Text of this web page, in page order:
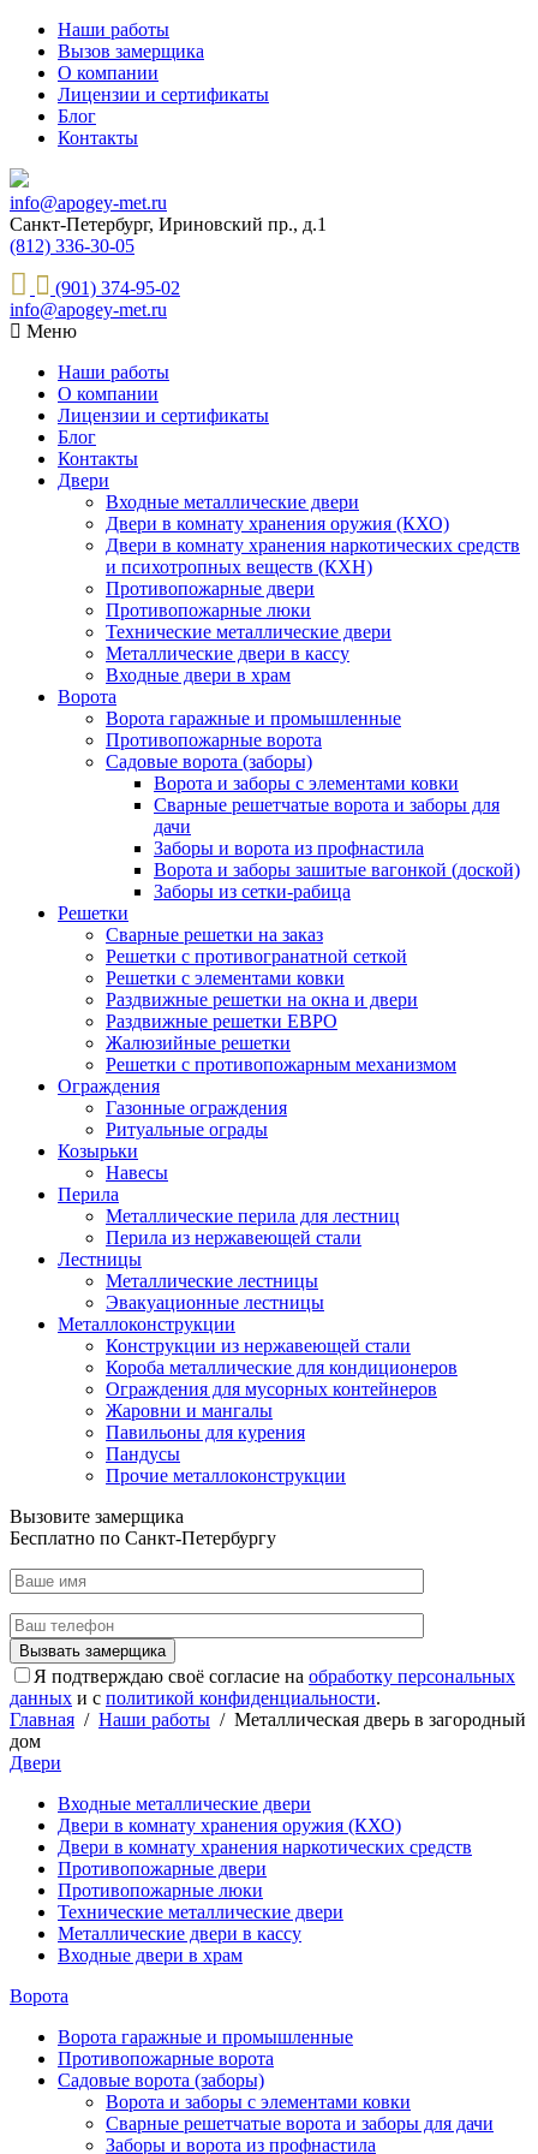
Наши работы
Вызов замерщика
О компании
Лицензии и сертификаты
Блог
Контакты
info@apogey-met.ru
Санкт-Петербург, Ириновский пр., д.1
(812) 336-30-05
(901) 374-95-02
info@apogey-met.ru
Меню
Наши работы
О компании
Лицензии и сертификаты
Блог
Контакты
Двери
Входные металлические двери
Двери в комнату хранения оружия (КХО)
Двери в комнату хранения наркотических средств
и психотропных веществ (КХН)
Противопожарные двери
Противопожарные люки
Технические металлические двери
Металлические двери в кассу
Входные двери в храм
Ворота
Ворота гаражные и промышленные
Противопожарные ворота
Садовые ворота (заборы)
Ворота и заборы с элементами ковки
Сварные решетчатые ворота и заборы для
дачи
Заборы и ворота из профнастила
Ворота и заборы зашитые вагонкой (доской)
Заборы из сетки-рабица
Решетки
Сварные решетки на заказ
Решетки с противогранатной сеткой
Решетки с элементами ковки
Раздвижные решетки на окна и двери
Раздвижные решетки ЕВРО
Жалюзийные решетки
Решетки с противопожарным механизмом
Ограждения
Газонные ограждения
Ритуальные ограды
Козырьки
Навесы
Перила
Металлические перила для лестниц
Перила из нержавеющей стали
Лестницы
Металлические лестницы
Эвакуационные лестницы
Металлоконструкции
Конструкции из нержавеющей стали
Короба металлические для кондиционеров
Ограждения для мусорных контейнеров
Жаровни и мангалы
Павильоны для курения
Пандусы
Прочие металлоконструкции
Вызовите замерщика
Бесплатно по Санкт-Петербургу
Я подтверждаю своё согласие на обработку персональных
данных и с политикой конфиденциальности.
Главная / Наши работы / Металлическая дверь в загородный
дом
Двери
Входные металлические двери
Двери в комнату хранения оружия (КХО)
Двери в комнату хранения наркотических средств
Противопожарные двери
Противопожарные люки
Технические металлические двери
Металлические двери в кассу
Входные двери в храм
Ворота
Ворота гаражные и промышленные
Противопожарные ворота
Садовые ворота (заборы)
Ворота и заборы с элементами ковки
Сварные решетчатые ворота и заборы для дачи
Заборы и ворота из профнастила